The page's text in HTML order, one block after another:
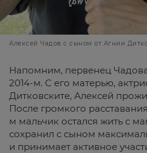
Алексей Чадов с сыном от Агнии
Напомним, первенец
2014-м. С его матерью,
Дитковските, Алексей
После громкого
м мальчик остался жить с
сохранил с сыном
и принимает активное